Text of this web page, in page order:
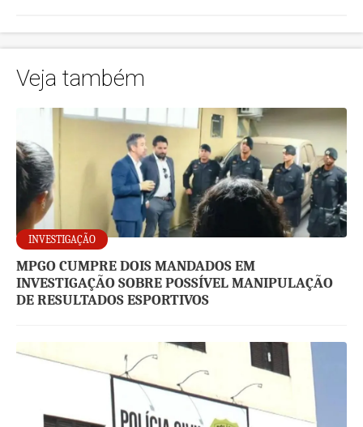
Veja também
INVESTIGAÇÃO
MPGO CUMPRE DOIS MANDADOS EM
INVESTIGAÇÃO SOBRE POSSÍVEL MANIPULAÇÃO
DE RESULTADOS ESPORTIVOS